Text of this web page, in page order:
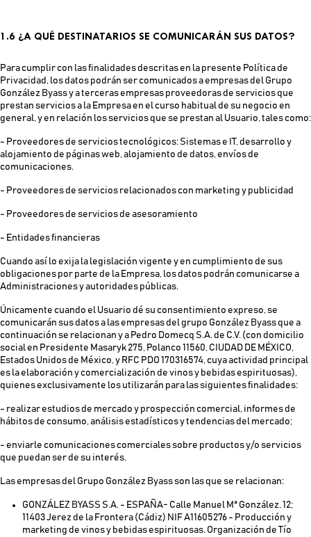
1.6 ¿A QUÉ DESTINATARIOS SE COMUNICARÁN SUS DATOS?
Para cumplir con las finalidades descritas en la presente Política de
Privacidad, los datos podrán ser comunicados a empresas del Grupo
González Byass y a terceras empresas proveedoras de servicios que
prestan servicios a la Empresa en el curso habitual de su negocio en
general, y en relación los servicios que se prestan al Usuario, tales como:
- Proveedores de servicios tecnológicos: Sistemas e IT, desarrollo y
alojamiento de páginas web, alojamiento de datos, envíos de
comunicaciones.
- Proveedores de servicios relacionados con marketing y publicidad
- Proveedores de servicios de asesoramiento
- Entidades financieras
Cuando así lo exija la legislación vigente y en cumplimiento de sus
obligaciones por parte de la Empresa, los datos podrán comunicarse a
Administraciones y autoridades públicas.
Únicamente cuando el Usuario dé su consentimiento expreso, se
comunicarán sus datos a las empresas del grupo González Byass que a
continuación se relacionan y a Pedro Domecq S.A. de C.V. (con domicilio
social en Presidente Masaryk 275, Polanco 11560, CIUDAD DE MÉXICO,
Estados Unidos de México, y RFC PDO 170316574, cuya actividad principal
es la elaboración y comercialización de vinos y bebidas espirituosas),
quienes exclusivamente los utilizarán para las siguientes finalidades:
- realizar estudios de mercado y prospección comercial, informes de
hábitos de consumo, análisis estadísticos y tendencias del mercado;
- enviarle comunicaciones comerciales sobre productos y/o servicios
que puedan ser de su interés.
Las empresas del Grupo González Byass son las que se relacionan:
GONZÁLEZ BYASS S.A. - ESPAÑA- Calle Manuel Mª González, 12;
11403 Jerez de la Frontera (Cádiz) NIF A11605276 - Producción y
marketing de vinos y bebidas espirituosas. Organización de Tío